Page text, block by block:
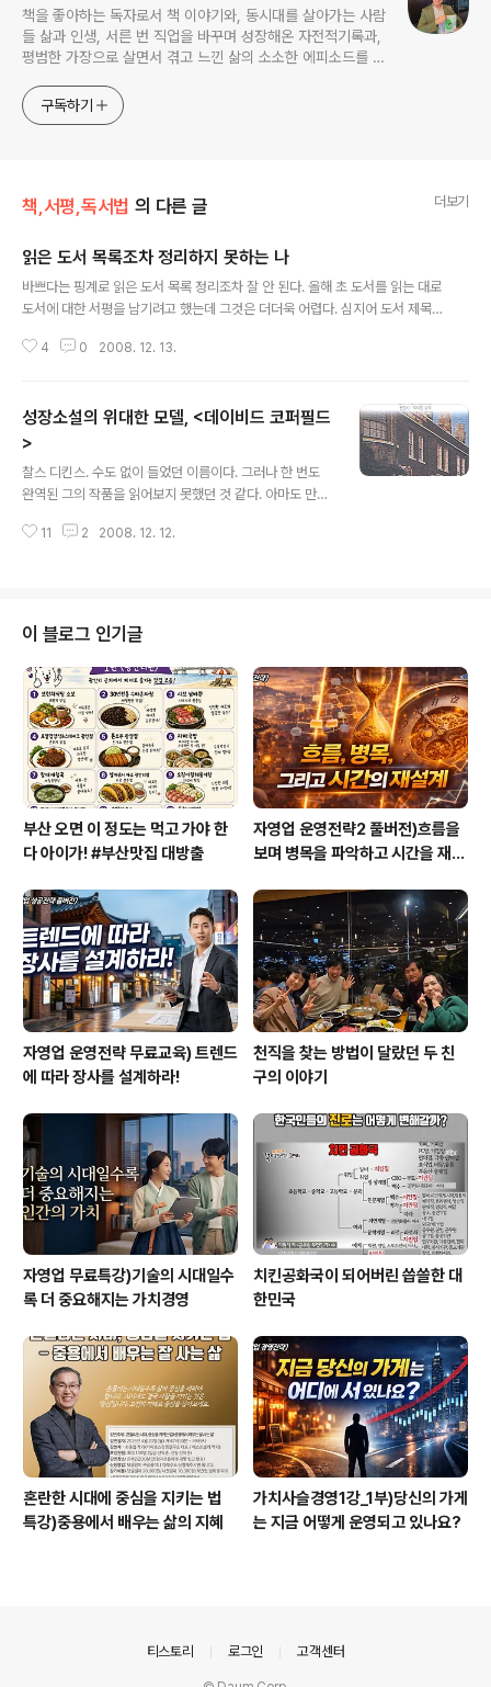
책을 좋아하는 독자로서 책 이야기와, 동시대를 살아가는 사람
들 삶과 인생, 서른 번 직업을 바꾸며 성장해온 자전적기록과,
평범한 가장으로 살면서 겪고 느낀 삶의 소소한 에피소드를 전
고픈 커리어코치, 유튜브: 정교수의 인생수업
구독하기
책,서평,독서법 의 다른 글 더보기
읽은 도서 목록조차 정리하지 못하는 나
바쁘다는 핑계로 읽은 도서 목록 정리조차 잘 안 된다. 올해 초 도서를 읽는 대로
도서에 대한 서평을 남기려고 했는데 그것은 더더욱 어렵다. 심지어 도서 제목
은 5월에 멈춰져 있다. 겨우 정리한 6월에 읽은 도서 목록이다. 1. 피터 드러커
7. 함께 일하고 싶은 팀장 8. 히든 카드 9. 데이비드 코퍼필드1 10. 뛰면서 생각
하라 ‘피터 드러커의 자기경영노트’와 ‘어머니, 저는 해냈어요’라는 책은 두 번째
읽은 책이다. ‘면접의 기술’은 세 번째 읽은 책으로..
4 0 2008. 12. 13.
성장소설의 위대한 모델, <데이비드 코퍼필드
>
찰스 디킨스. 수도 없이 들었던 이름이다. 그러나 한 번도
완역된 그의 작품을 읽어보지 못했던 것 같다. 아마도 만화
이다. 어쩌면 무지한 내가 만만하게 봐온 탓일까. (이미지
자전적 소설, 는 디킨스 자신이 사회의 밑바닥에서 성장해
온 자전적 경험을 바탕으로 기술한 1인칭 소설이다. 주인공
코퍼필드는 비교적 부유한 집안의 외아들로 태어나 사랑받
으며 성장한다. 그러나 아버지가 돌아가신 후 어머니가 재
혼을 해서 새 아버지와 같이 지내게 된다. 그러나 새 아버지
는 그의 여동생까지 개인교..
11 2 2008. 12. 12.
이 블로그 인기글
부산 오면 이 정도는 먹고 가야 한
다 아이가! #부산맛집 대방출
자영업 운영전략2 풀버전)흐름을
보며 병목을 파악하고 시간을 재설
자영업 운영전략 무료교육) 트렌드
에 따라 장사를 설계하라!
천직을 찾는 방법이 달랐던 두 친
구의 이야기
자영업 무료특강)기술의 시대일수
록 더 중요해지는 가치경영
치킨공화국이 되어버린 씁쓸한 대
한민국
혼란한 시대에 중심을 지키는 법
특강)중용에서 배우는 삶의 지혜
가치사슬경영1강_1부)당신의 가게
는 지금 어떻게 운영되고 있나요?
티스토리 로그인 고객센터